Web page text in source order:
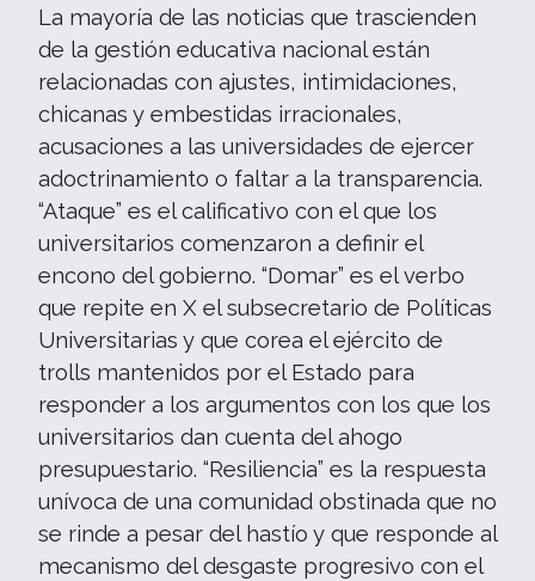
La mayoría de las noticias que trascienden
de la gestión educativa nacional están
relacionadas con ajustes, intimidaciones,
chicanas y embestidas irracionales,
acusaciones a las universidades de ejercer
adoctrinamiento o faltar a la transparencia.
“Ataque” es el calificativo con el que los
universitarios comenzaron a definir el
encono del gobierno. “Domar” es el verbo
que repite en X el subsecretario de Políticas
Universitarias y que corea el ejército de
trolls mantenidos por el Estado para
responder a los argumentos con los que los
universitarios dan cuenta del ahogo
presupuestario. “Resiliencia” es la respuesta
unívoca de una comunidad obstinada que no
se rinde a pesar del hastío y que responde al
mecanismo del desgaste progresivo con el